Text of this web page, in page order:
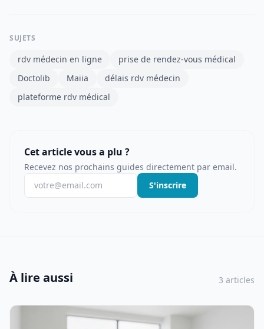
SUJETS
rdv médecin en ligne
prise de rendez-vous médical
Doctolib
Maiia
délais rdv médecin
plateforme rdv médical
Cet article vous a plu ?
Recevez nos prochains guides directement par email.
S'inscrire
À lire aussi 3 articles